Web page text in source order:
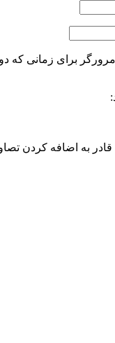
برای زمانی که
به اضافه کردن